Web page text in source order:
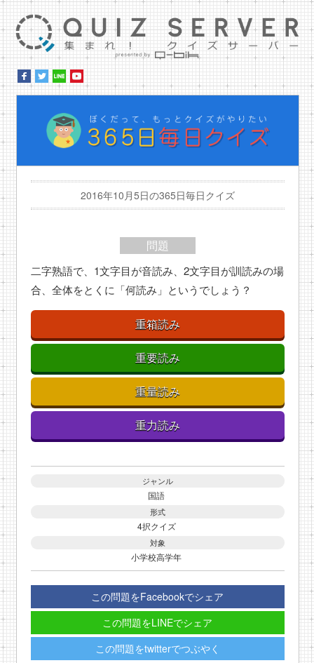
2016年10月5日の365日毎日クイズ
問題
二字熟語で、1文字目が音読み、2文字目が訓読みの場
合、全体をとくに「何読み」というでしょう？
重箱読み
重要読み
重量読み
重力読み
ジャンル
国語
形式
4択クイズ
対象
小学校高学年
この問題をFacebookでシェア
この問題をLINEでシェア
この問題をtwitterでつぶやく